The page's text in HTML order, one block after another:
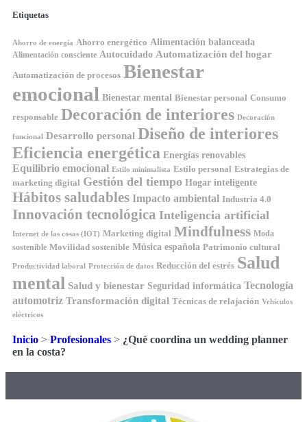
Etiquetas
Ahorro de energía Ahorro energético Alimentación balanceada
Alimentación consciente Autocuidado Automatización del hogar
Automatización de procesos Bienestar
emocional Bienestar mental Bienestar personal Consumo
responsable Decoración de interiores Decoración
funcional Desarrollo personal Diseño de interiores
Eficiencia energética Energías renovables
Equilibrio emocional Estilo minimalista Estilo personal Estrategias de
marketing digital Gestión del tiempo Hogar inteligente
Hábitos saludables Impacto ambiental Industria 4.0
Innovación tecnológica Inteligencia artificial
Internet de las cosas (IOT) Marketing digital Mindfulness Moda
sostenible Movilidad sostenible Música española Patrimonio cultural
Productividad laboral Protección de datos Reducción del estrés Salud
mental Salud y bienestar Seguridad informática Tecnología
automotriz Transformación digital Técnicas de relajación Vehículos
eléctricos
Inicio > Profesionales > ¿Qué coordina un wedding planner
en la costa?